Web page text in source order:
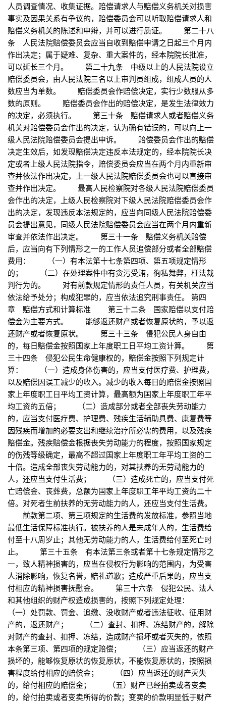
人员调查情况、收集证据。赔偿请求人与赔偿义务机关对损害
事实及因果关系有争议的，赔偿委员会可以听取赔偿请求人和
赔偿义务机关的陈述和申辩，并可以进行质证。 第二十八
条 人民法院赔偿委员会应当自收到赔偿申请之日起三个月内
作出决定；属于疑难、复杂、重大案件的，经本院院长批准，
可以延长三个月。 第二十九条 中级以上的人民法院设立
赔偿委员会，由人民法院三名以上审判员组成，组成人员的人
数应当为单数。 赔偿委员会作赔偿决定，实行少数服从多
数的原则。 赔偿委员会作出的赔偿决定，是发生法律效力
的决定，必须执行。 第三十条 赔偿请求人或者赔偿义务
机关对赔偿委员会作出的决定，认为确有错误的，可以向上一
级人民法院赔偿委员会提出申诉。 赔偿委员会作出的赔偿
决定生效后，如发现赔偿决定违反本法规定的，经本院院长决
定或者上级人民法院指令，赔偿委员会应当在两个月内重新审
查并依法作出决定，上一级人民法院赔偿委员会也可以直接审
查并作出决定。 最高人民检察院对各级人民法院赔偿委员
会作出的决定，上级人民检察院对下级人民法院赔偿委员会作
出的决定，发现违反本法规定的，应当向同级人民法院赔偿委
员会提出意见，同级人民法院赔偿委员会应当在两个月内重新
审查并依法作出决定。 第三十一条 赔偿义务机关赔偿
后，应当向有下列情形之一的工作人员追偿部分或者全部赔偿
费用： （一）有本法第十七条第四项、第五项规定情形
的； （二）在处理案件中有贪污受贿，徇私舞弊，枉法裁
判行为的。 对有前款规定情形的责任人员，有关机关应当
依法给予处分；构成犯罪的，应当依法追究刑事责任。 第四
章 赔偿方式和计算标准 第三十二条 国家赔偿以支付赔
偿金为主要方式。 能够返还财产或者恢复原状的，予以返
还财产或者恢复原状。 第三十三条 侵犯公民人身自由
的，每日赔偿金按照国家上年度职工日平均工资计算。 第
三十四条 侵犯公民生命健康权的，赔偿金按照下列规定计
算： （一）造成身体伤害的，应当支付医疗费、护理费，
以及赔偿因误工减少的收入。减少的收入每日的赔偿金按照国
家上年度职工日平均工资计算，最高额为国家上年度职工年平
均工资的五倍； （二）造成部分或者全部丧失劳动能力
的，应当支付医疗费、护理费、残疾生活辅助具费、康复费等
因残疾而增加的必要支出和继续治疗所必需的费用，以及残疾
赔偿金。残疾赔偿金根据丧失劳动能力的程度，按照国家规定
的伤残等级确定，最高不超过国家上年度职工年平均工资的二
十倍。造成全部丧失劳动能力的，对其扶养的无劳动能力的
人，还应当支付生活费； （三）造成死亡的，应当支付死
亡赔偿金、丧葬费，总额为国家上年度职工年平均工资的二十
倍。对死者生前扶养的无劳动能力的人，还应当支付生活费。
前款第二项、第三项规定的生活费的发放标准，参照当地
最低生活保障标准执行。被扶养的人是未成年人的，生活费给
付至十八周岁止；其他无劳动能力的人，生活费给付至死亡时
止。 第三十五条 有本法第三条或者第十七条规定情形之
一，致人精神损害的，应当在侵权行为影响的范围内，为受害
人消除影响，恢复名誉，赔礼道歉；造成严重后果的，应当支
付相应的精神损害抚慰金。 第三十六条 侵犯公民、法人
和其他组织的财产权造成损害的，按照下列规定处理：
（一）处罚款、罚金、追缴、没收财产或者违法征收、征用财
产的，返还财产； （二）查封、扣押、冻结财产的，解除
对财产的查封、扣押、冻结，造成财产损坏或者灭失的，依照
本条第三项、第四项的规定赔偿； （三）应当返还的财产
损坏的，能够恢复原状的恢复原状，不能恢复原状的，按照损
害程度给付相应的赔偿金； （四）应当返还的财产灭失
的，给付相应的赔偿金； （五）财产已经拍卖或者变卖
的，给付拍卖或者变卖所得的价款；变卖的价款明显低于财产